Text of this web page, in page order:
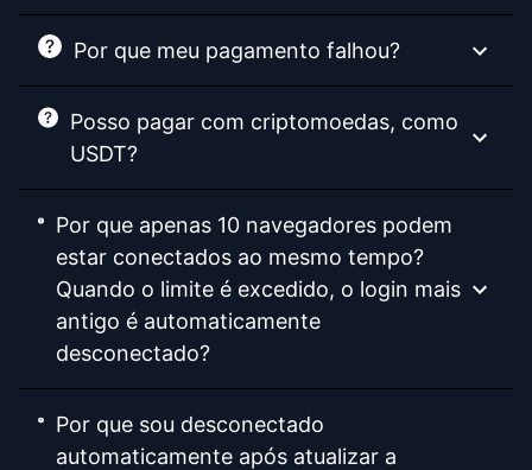
Por que meu pagamento falhou?
Posso pagar com criptomoedas, como
USDT?
Por que apenas 10 navegadores podem
estar conectados ao mesmo tempo?
Quando o limite é excedido, o login mais
antigo é automaticamente
desconectado?
Por que sou desconectado
automaticamente após atualizar a